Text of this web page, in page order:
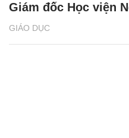
GIÁO DỤC
Giám đốc Học viện